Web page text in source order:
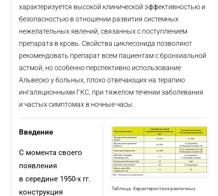
характеризуется высокой клинической эффективностью и
безопасностью в отношении развития системных
нежелательных явлений, связанных с поступлением
препарата в кровь. Свойства циклесонида позволяют
рекомендовать препарат всем пациентам с бронхиальной
астмой, но особенно перспективно использование
Альвеско у больных, плохо отвечающих на терапию
ингаляционными ГКС, при тяжелом течении заболевания
и частых симптомах в ночные часы.
Таблица. Характеристика различных
Введение
С момента своего
появления
в середине 1950-х гг.
конструкция